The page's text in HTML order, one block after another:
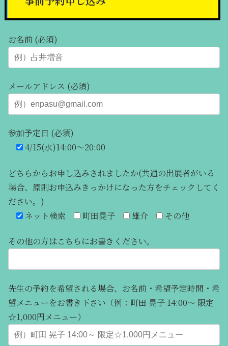
お名前 (必須)
メールアドレス (必須)
参加予定日 (必須)
4/15(水)14:00～20:00
どちらからお申し込みされましたか(共通の出展者がいる
場合、原則お申込みきっかけになった方をチェックしてく
ださい。)
ネット検索
町田晃子 雄介 その他
その他の方はこちらにお書きください。
先生の予約を希望される場合、お名前・希望予定時間・希
望メニューをお書き下さい（例：町田 晃子 14:00～ 限定
☆1,000円メニュー）